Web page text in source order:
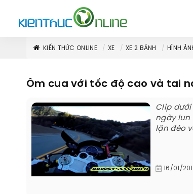
KIẾN THỨC ONLINE XE XE 2 BÁNH HÌNH
Ôm cua với tốc độ cao và tai
Clip dưới
ngày lun
lặn đèo
16/01/